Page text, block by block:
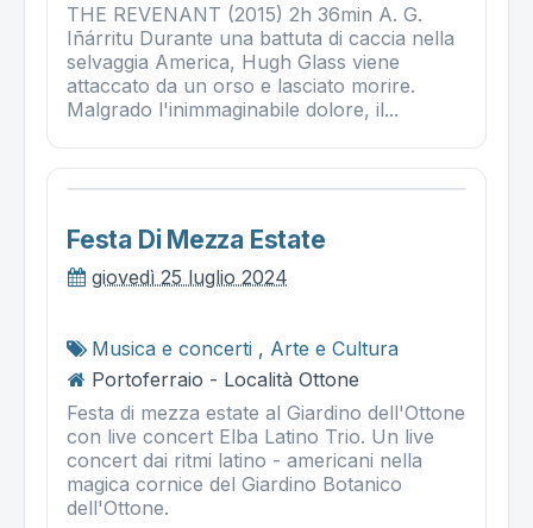
THE REVENANT (2015) 2h 36min A. G.
Iñárritu Durante una battuta di caccia nella
selvaggia America, Hugh Glass viene
attaccato da un orso e lasciato morire.
Malgrado l'inimmaginabile dolore, il...
Festa Di Mezza Estate
giovedì 25 luglio 2024
Musica e concerti , Arte e Cultura
Portoferraio - Località Ottone
Festa di mezza estate al Giardino dell'Ottone
con live concert Elba Latino Trio. Un live
concert dai ritmi latino - americani nella
magica cornice del Giardino Botanico
dell'Ottone.